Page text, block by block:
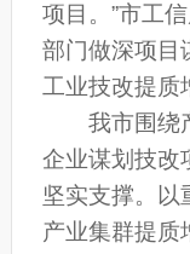
项目。”市工
部门做深项目
工业技改提质
我市围绕
企业谋划技改
坚实支撑。以
产业集群提质